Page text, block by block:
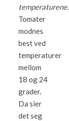
temperaturene.
Tomater
modnes
best ved
temperaturer
mellom
18 og 24
grader.
Da sier
det seg